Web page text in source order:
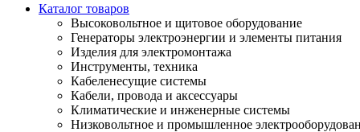
Каталог товаров
Высоковольтное и щитовое оборудование
Генераторы электроэнергии и элементы питания
Изделия для электромонтажа
Инструменты, техника
Кабеленесущие системы
Кабели, провода и аксессуары
Климатические и инженерные системы
Низковольтное и промышленное